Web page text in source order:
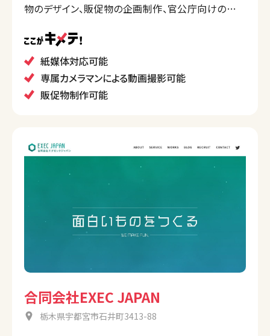
物のデザイン、販促物の企画制作、官公庁向けの制作
また、社内カメラマンによる撮影サービスも強みとして
います。紙媒体対応可能
専属カメラマンによる動画撮影可能
販促物制作可能
合同会社EXEC JAPAN
栃木県宇都宮市石井町3413-88